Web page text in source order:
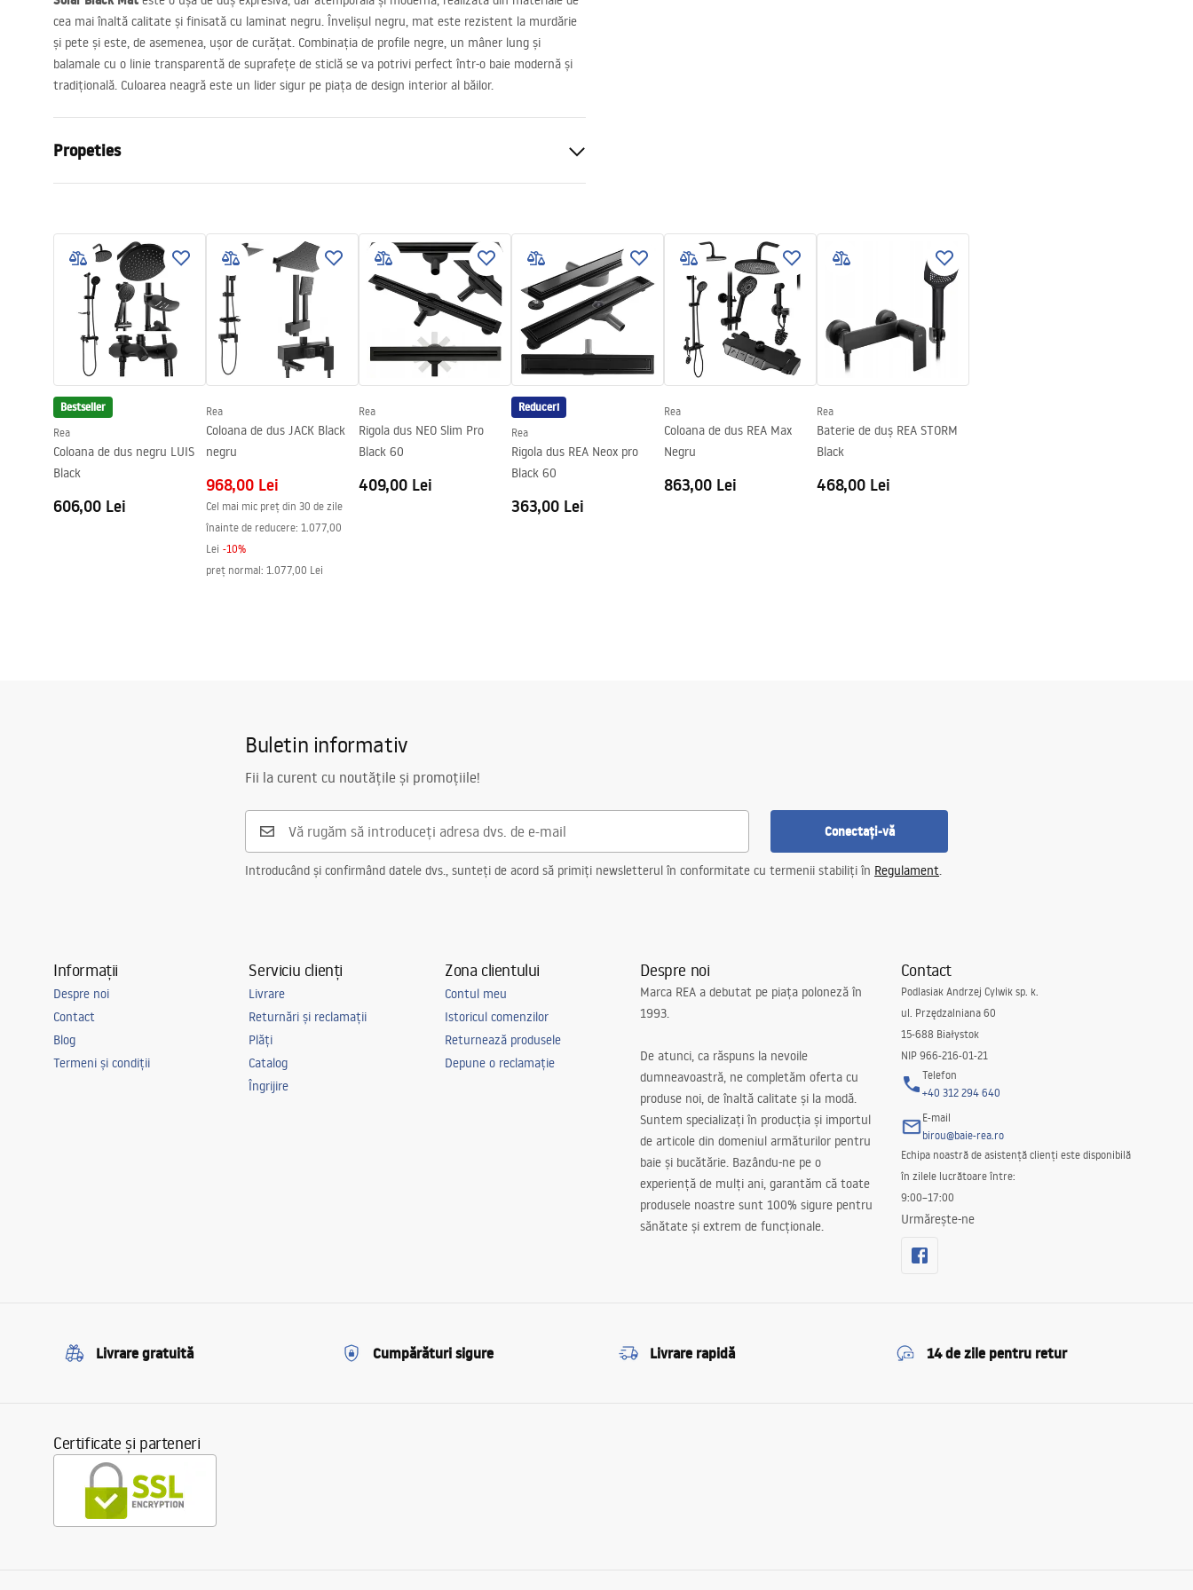
cea mai înaltă calitate și finisată cu laminat negru. Învelișul negru, mat este rezistent la murdărie
și pete și este, de asemenea, ușor de curățat. Combinația de profile negre, un mâner lung și
balamale cu o linie transparentă de suprafețe de sticlă se va potrivi perfect într-o baie modernă și
tradițională. Culoarea neagră este un lider sigur pe piața de design interior al băilor.
Propeties
Grosime sticla
6 mm
Inaltime usa de cabina
cm
Material profile
Material suporturi
Acoperire Easy Clean
Finisarea profiilor
Da
Se poate monta fara cadita
Garantie
24 luni
Bestseller
Rea
Coloana de dus negru LUIS
Black
606,00 Lei
Rea
Coloana de dus JACK Black
negru
968,00 Lei
Cel mai mic preț din 30 de zile
înainte de reducere: 1.077,00
Lei -10%
preț normal: 1.077,00 Lei
Rea
Rigola dus NEO Slim Pro
Black 60
409,00 Lei
Reduceri
Rea
Rigola dus REA Neox pro
Black 60
363,00 Lei
Rea
Coloana de dus REA Max
Negru
863,00 Lei
Rea
Baterie de duș REA STORM
Black
468,00 Lei
Buletin informativ
Fii la curent cu noutățile și promoțiile!
Conectați-vă
Introducând și confirmând datele dvs., sunteți de acord să primiți newsletterul în conformitate cu termenii stabiliți în Regulament.
Informații
Despre noi
Contact
Blog
Termeni și condiții
Serviciu clienți
Livrare
Returnări și reclamații
Plăți
Catalog
Îngrijire
Zona clientului
Contul meu
Istoricul comenzilor
Returnează produsele
Depune o reclamație
Despre noi
Marca REA a debutat pe piața poloneză în
1993.
De atunci, ca răspuns la nevoile
dumneavoastră, ne completăm oferta cu
produse noi, de înaltă calitate și la modă.
Suntem specializați în producția și importul
de articole din domeniul armăturilor pentru
baie și bucătărie. Bazându-ne pe o
experiență de mulți ani, garantăm că toate
produsele noastre sunt 100% sigure pentru
sănătate și extrem de funcționale.
Contact
Podlasiak Andrzej Cylwik sp. k.
ul. Przędzalniana 60
15-688 Białystok
NIP 966-216-01-21
Telefon
+40 312 294 640
E-mail
birou@baie-rea.ro
Echipa noastră de asistență clienți este disponibilă
în zilele lucrătoare între:
9:00–17:00
Urmărește-ne
Livrare gratuită Cumpărături sigure Livrare rapidă 14 de zile pentru retur
Certificate și parteneri